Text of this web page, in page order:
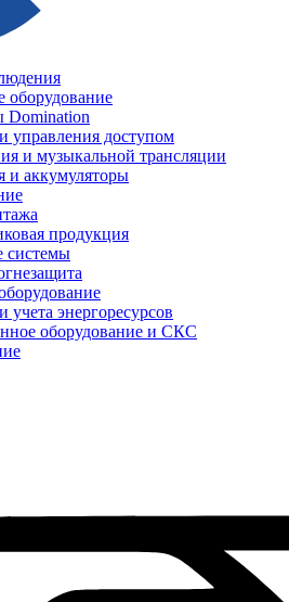
Domination
управления доступом
и музыкальной трансляции
и аккумуляторы
продукция
системы
энергоресурсов
оборудование и СКС